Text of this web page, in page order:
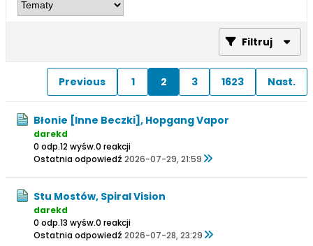
Filtruj
Previous 1 2 3 1623 Nast.
Błonie [Inne Beczki], Hopgang Vapor
darekd
0 odp.12 wyśw.0 reakcji
Ostatnia odpowiedź 2026-07-29, 21:59
Stu Mostów, Spiral Vision
darekd
0 odp.13 wyśw.0 reakcji
Ostatnia odpowiedź 2026-07-28, 23:29